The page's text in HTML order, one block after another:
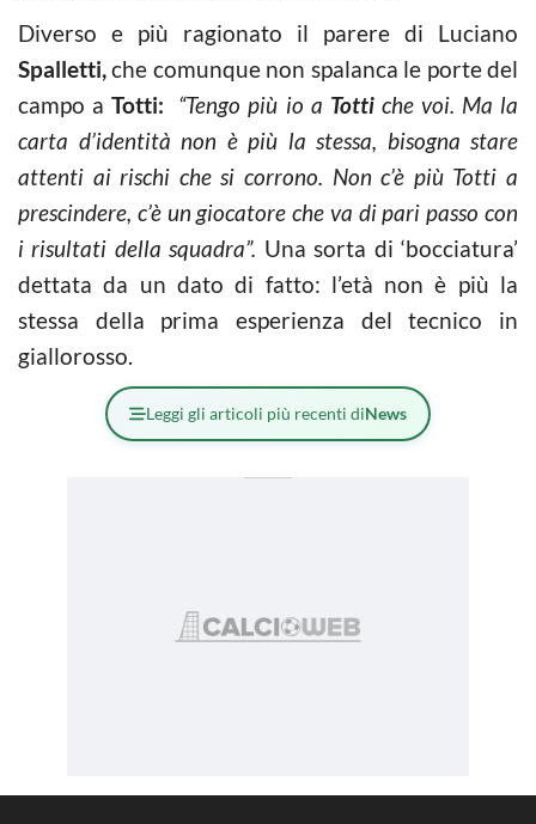
Diverso e più ragionato il parere di Luciano
Spalletti,che comunque non spalanca le porte del
campo aTotti: “Tengo più io a Totti che voi. Ma la
carta d’identità non è più la stessa, bisogna stare
attenti ai rischi che si corrono. Non c’è più Totti a
prescindere, c’è un giocatore che va di pari passo con
i risultati della squadra”. Una sorta di ‘bocciatura’
dettata da un dato di fatto: l’età non è più la
stessa della prima esperienza del tecnico in
giallorosso.
Leggi gli articoli più recenti diNews